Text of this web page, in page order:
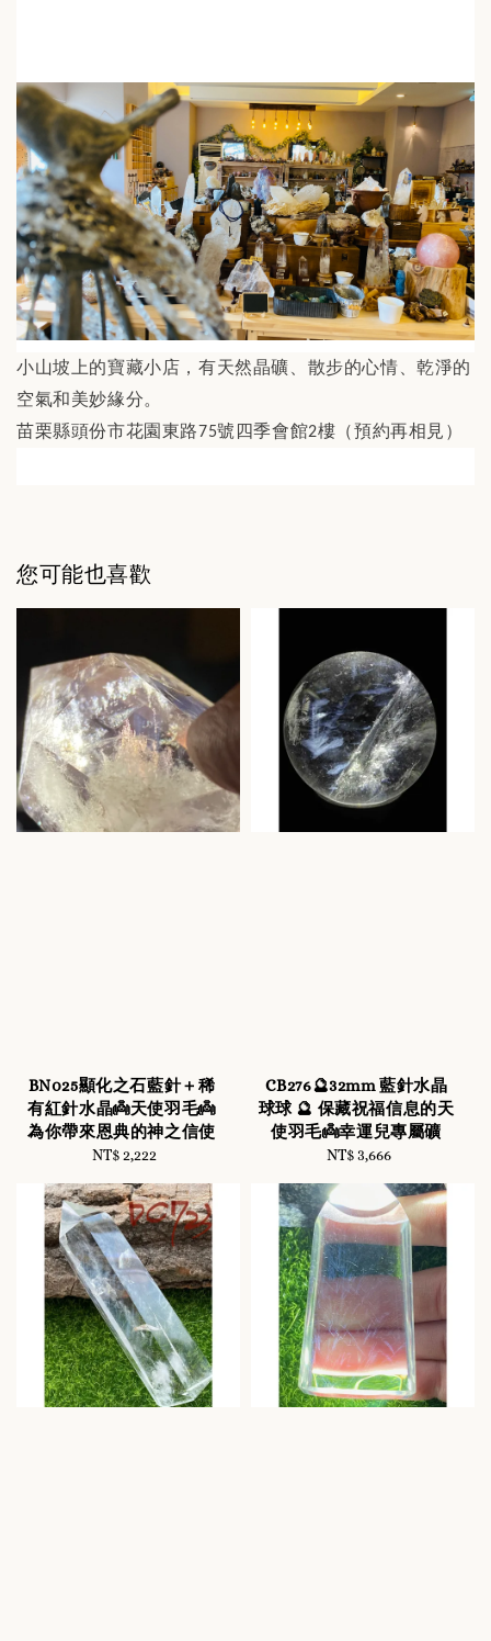
小山坡上的寶藏小店，有天然晶礦、散步的心情、乾淨的
空氣和美妙緣分。
苗栗縣頭份市花園東路 75號四季會館2樓（預約再相見）
您可能也喜歡
BN025顯化之石藍針＋稀
有紅針水晶👼天使羽毛👼
為你帶來恩典的神之信使
Regular
NT$ 2,222
CB276🔮32mm 藍針水晶
球球 🔮 保藏祝福信息的天
使羽毛👼幸運兒專屬礦
Regular
NT$ 3,666